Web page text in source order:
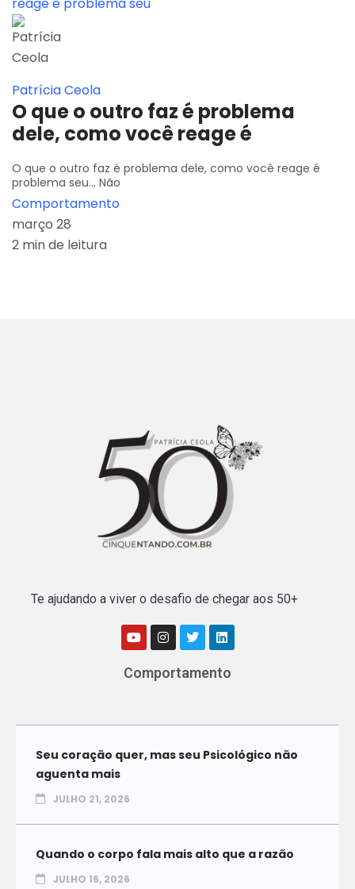
Patrícia Ceola
O que o outro faz é problema
dele, como você reage é
O que o outro faz é problema dele, como você reage é
problema seu... Não
Comportamento
março 28
2 min de leitura
Te ajudando a viver o desafio de chegar aos 50+
Comportamento
Seu coração quer, mas seu Psicológico não
aguenta mais
JULHO 21, 2026
Quando o corpo fala mais alto que a razão
JULHO 16, 2026